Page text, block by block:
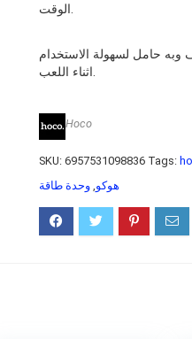
الوقت.
حامل لسهولة الاستخدام
اثناء اللعب.
Hoco
SKU:6957531098836 Tags:
هوكو وحدة طاقة